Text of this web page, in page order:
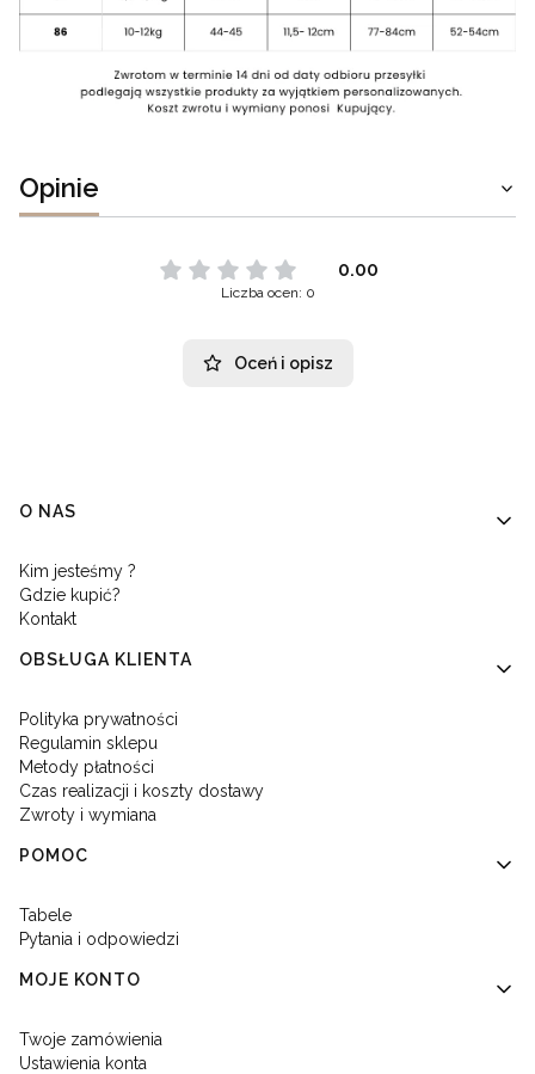
Opinie
0.00
Liczba ocen: 0
Oceń i opisz
Linki w stopce
O NAS
Kim jesteśmy ?
Gdzie kupić?
Kontakt
OBSŁUGA KLIENTA
Polityka prywatności
Regulamin sklepu
Metody płatności
Czas realizacji i koszty dostawy
Zwroty i wymiana
POMOC
Tabele
Pytania i odpowiedzi
MOJE KONTO
Twoje zamówienia
Ustawienia konta